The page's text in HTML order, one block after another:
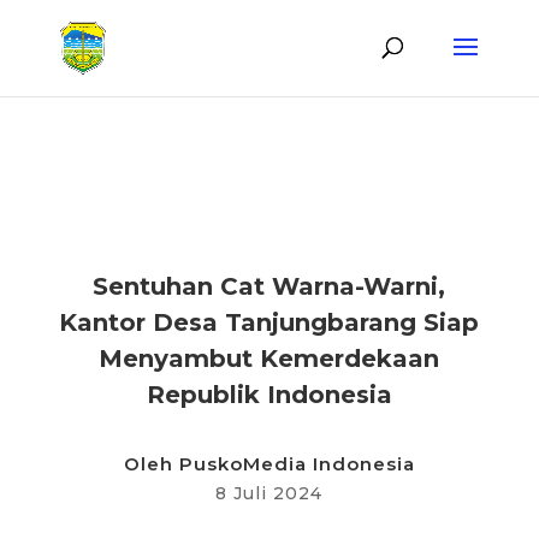
Sentuhan Cat Warna-Warni,
Kantor Desa Tanjungbarang Siap
Menyambut Kemerdekaan
Republik Indonesia
Oleh PuskoMedia Indonesia
8 Juli 2024